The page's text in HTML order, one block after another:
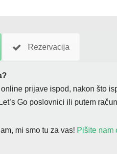
Rezervacija
prijave ispod, nakon što
Go poslovnici ili putem
mi smo tu za vas! Pišite nam